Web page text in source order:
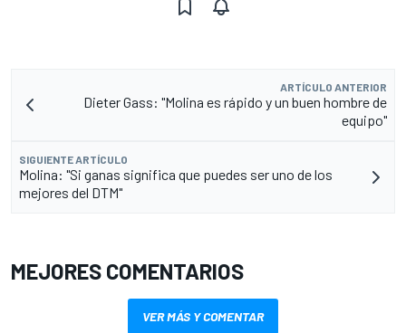
ARTÍCULO ANTERIOR
Dieter Gass: "Molina es rápido y un buen hombre de
equipo"
SIGUIENTE ARTÍCULO
Molina: "Si ganas significa que puedes ser uno de los
mejores del DTM"
MEJORES COMENTARIOS
VER MÁS Y COMENTAR